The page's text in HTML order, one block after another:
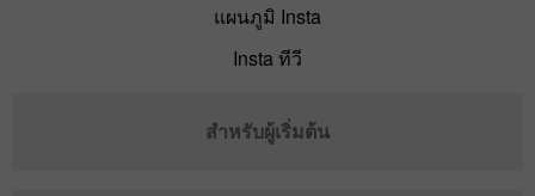
แผนภูมิ Insta
Insta ทีวี
สำหรับผู้เริ่มต้น